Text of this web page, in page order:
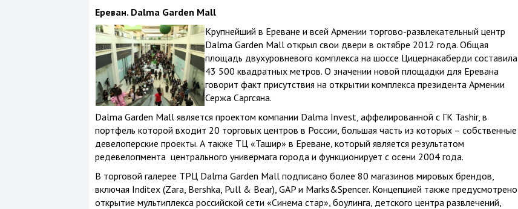
Ереван. Dalma Garden Mall
Крупнейший в Ереване и всей Армении торгово-развлекательный центр
Dalma Garden Mall открыл свои двери в октябре 2012 года. Общая
площадь двухуровневого комплекса на шоссе Цицернакаберди составила
43 500 квадратных метров. О значении новой площадки для Еревана
говорит факт присутствия на открытии комплекса президента Армении
Сержа Саргсяна.
Dalma Garden Mall является проектом компании Dalma Invest, аффелированной с ГК Tashir, в
портфель которой входит 20 торговых центров в России, большая часть из которых – собственные
девелоперские проекты. А также ТЦ «Ташир» в Ереване, который является результатом
редевелопмента центрального универмага города и функционирует с осени 2004 года.
В торговой галерее ТРЦ Dalma Garden Mall подписано более 80 магазинов мировых брендов,
включая Inditex (Zara, Bershka, Pull & Bear), GAP и Marks&Spencer. Концепцией также предусмотрено
открытие мультиплекса российской сети «Синема стар», боулинга, детского центра развлечений,